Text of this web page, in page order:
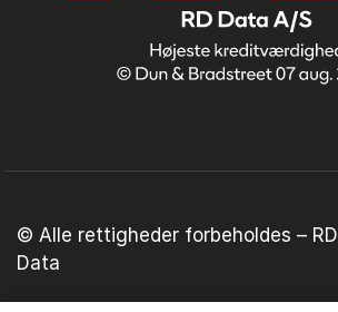
© Alle rettigheder forbeholdes – RD
Data